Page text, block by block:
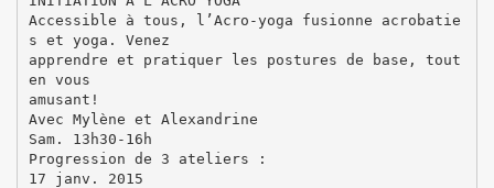
Accessible à tous, l’Acro-yoga fusionne acrobatie
s et yoga. Venez
apprendre et pratiquer les postures de base, tout
en vous
amusant!
Avec Mylène et Alexandrine
Sam. 13h30-16h
Progression de 3 ateliers :
17 janv. 2015